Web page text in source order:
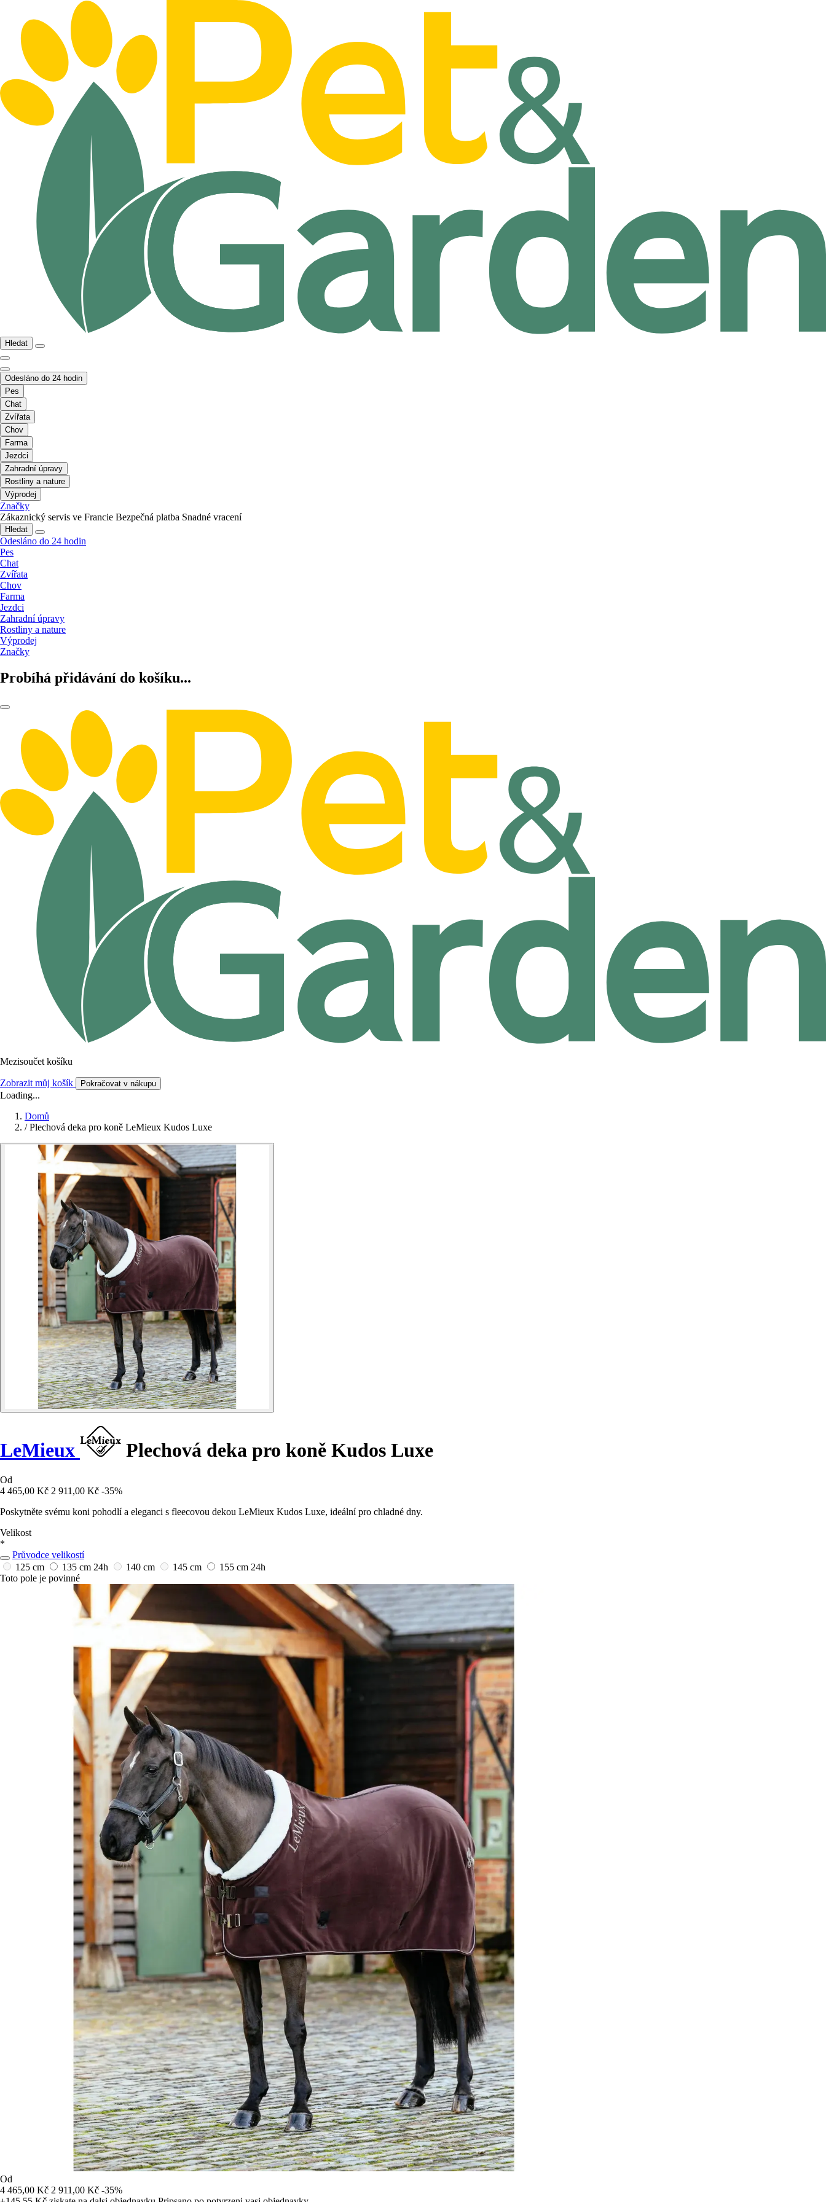
Hledat
Odesláno do 24 hodin
Pes
Chat
Zvířata
Chov
Farma
Jezdci
Zahradní úpravy
Rostliny a nature
Výprodej
Značky
Zákaznický servis ve Francie Bezpečná platba Snadné vracení
Hledat
Odesláno do 24 hodin
Pes
Chat
Zvířata
Chov
Farma
Jezdci
Zahradní úpravy
Rostliny a nature
Výprodej
Značky
Probíhá přidávání do košíku...
Mezisoučet košíku
Zobrazit můj košík Pokračovat v nákupu
Loading...
Domů
/ Plechová deka pro koně LeMieux Kudos Luxe
LeMieux Plechová deka pro koně Kudos Luxe
Od
4 465,00 Kč 2 911,00 Kč -35%
Poskytněte svému koni pohodlí a eleganci s fleecovou dekou LeMieux Kudos Luxe, ideální pro chladné dny.
Velikost
*
Průvodce velikostí
125 cm
135 cm 24h 140 cm 145 cm 155 cm 24h
Toto pole je povinné
Od
4 465,00 Kč 2 911,00 Kč -35%